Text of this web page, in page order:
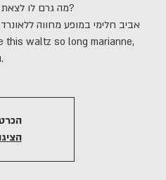
אביב חלימי במופע מחווה